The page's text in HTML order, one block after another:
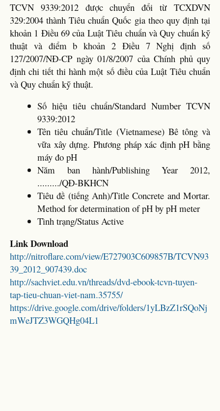
TCVN 9339:2012 được chuyển đổi từ TCXDVN
329:2004 thành Tiêu chuẩn Quốc gia theo quy định tại
khoản 1 Điều 69 của Luật Tiêu chuẩn và Quy chuẩn kỹ
thuật và điểm b khoản 2 Điều 7 Nghị định số
127/2007/NĐ-CP ngày 01/8/2007 của Chính phủ quy
định chi tiết thi hành một số điều của Luật Tiêu chuẩn
và Quy chuẩn kỹ thuật.
Số hiệu tiêu chuẩn/Standard Number TCVN
9339:2012
Tên tiêu chuẩn/Title (Vietnamese) Bê tông và
vữa xây dựng. Phương pháp xác định pH bằng
máy đo pH
Năm ban hành/Publishing Year 2012,
........./QĐ-BKHCN
Tiêu đề (tiếng Anh)/Title Concrete and Mortar.
Method for determination of pH by pH meter
Tình trạng/Status Active
Link Download
http://nitroflare.com/view/E727903C609857B/TCVN93
39_2012_907439.doc
http://sachviet.edu.vn/threads/dvd-ebook-tcvn-tuyen-
tap-tieu-chuan-viet-nam.35755/
https://drive.google.com/drive/folders/1yLBzZ1rSQoNj
mWeJTZ3WGQHg04L1